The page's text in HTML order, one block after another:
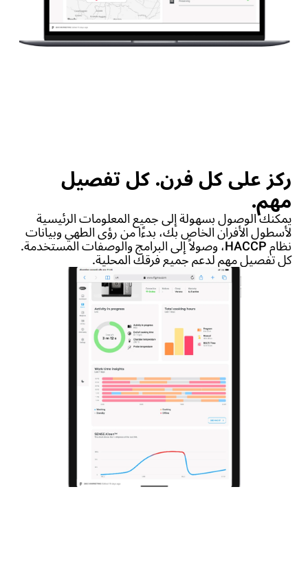
ركز على كل فرن. كل تفصيل
مهم.
يمكنك الوصول بسهولة إلى جميع المعلومات الرئيسية
لأسطول الأفران الخاص بك، بدءًا من رؤى الطهي وبيانات
نظام HACCP، وصولاً إلى البرامج والوصفات المستخدمة.
كل تفصيل مهم لدعم جميع فرقك المحلية.